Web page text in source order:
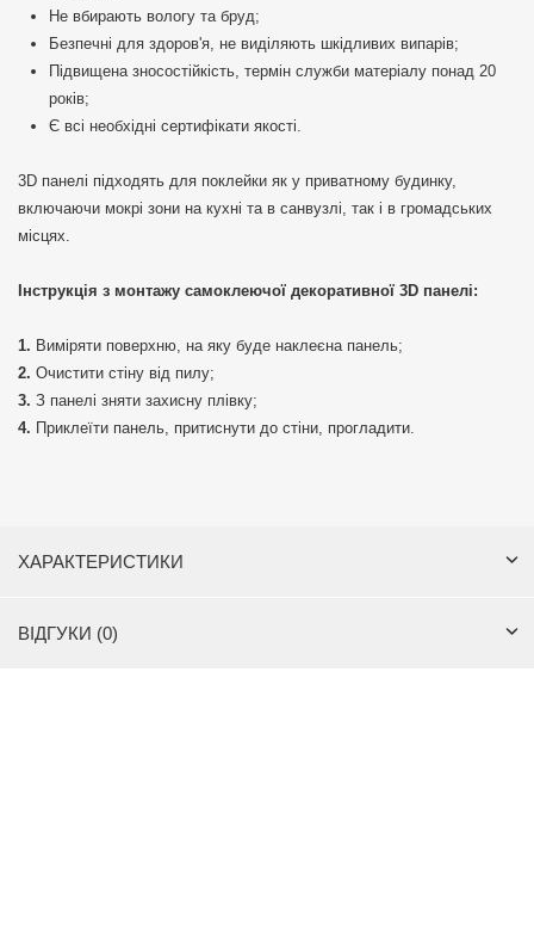
Не вбирають вологу та бруд;
Безпечні для здоров'я, не виділяють шкідливих випарів;
Підвищена зносостійкість, термін служби матеріалу понад 20
років;
Є всі необхідні сертифікати якості.
3D панелі підходять для поклейки як у приватному будинку,
включаючи мокрі зони на кухні та в санвузлі, так і в громадських
місцях.
Інструкція з монтажу самоклеючої декоративної 3D панелі:
Виміряти поверхню, на яку буде наклеєна панель;
Очистити стіну від пилу;
З панелі зняти захисну плівку;
Приклеїти панель, притиснути до стіни, прогладити.
ХАРАКТЕРИСТИКИ
ВІДГУКИ (0)